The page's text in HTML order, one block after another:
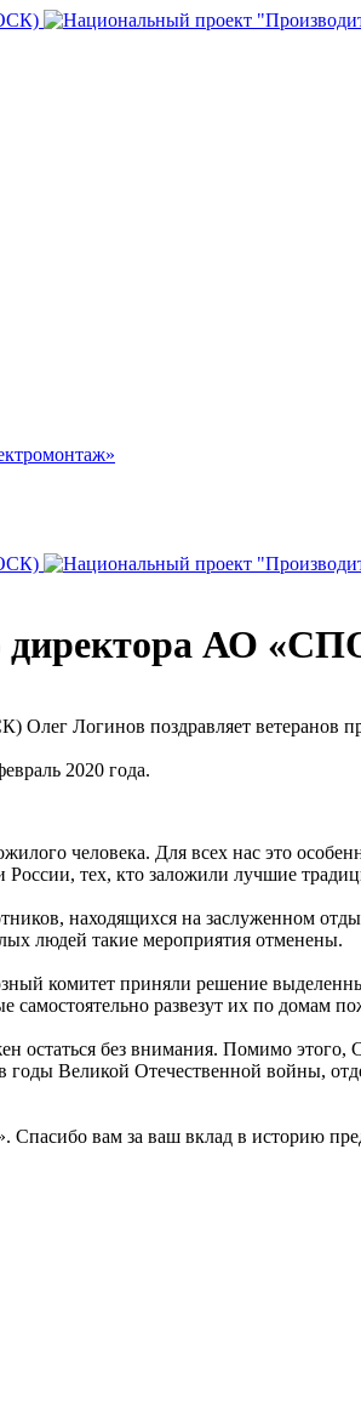
директора АО
Логинов поздравляет ветеранов
2020 года.
человека. Для всех нас это
тех, кто заложили лучшие
находящихся на заслуженном
людей такие мероприятия отменены.
комитет приняли решение
самостоятельно развезут их по домам
остаться без внимания. Помимо этого,
годы Великой Отечественной войны,
вам за ваш вклад в историю